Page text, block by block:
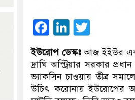
Facebook
LinkedIn
ইউরোপ ডেস্কঃআজ ইইউর এক
দ্রাঘি অস্ট্রিয়ার সরকার
ভ্যাকসিন চাওয়ায় তীব্র
উচিৎ করোনায় ইউরোপের